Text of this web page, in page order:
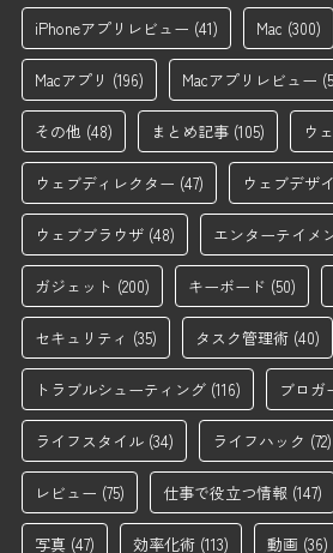
iPhoneアプリレビュー (41) Mac (300)
Macアプリ (196) Macアプリレビュー
その他 (48) まとめ記事 (105) ウ
ウェブディレクター (47) ウェブデザ
ウェブブラウザ (48) エンターテイメ
ガジェット (200) キーボード (50)
セキュリティ (35) タスク管理術 (40)
トラブルシューティング (116) ブロガ
ライフスタイル (34) ライフハック (72)
レビュー (75) 仕事で役立つ情報 (147)
写真 (47) 効率化術 (113) 動画 (36)